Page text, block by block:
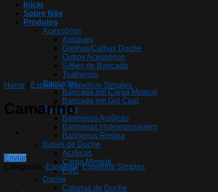
Início
Sobre Nós
Produtos
Acessórios
Apliques
Grelhas/Calhas Duche
Outros Acessórios
Sifões de Bancada
Toalheiros
Bancadas
Bancada em Carga Mineral
Bancada em Gel Coat
Banheiras
Banheiras Acrílicas
Banheiras Hidromassagem
Banheiras Resina
Bases de Duche
Acrílicas
Carga Mineral
PVC
Duche
Colunas de Duche
Home Espelhos / Espelhos Simples
Camarino
Enviar
Espelhos,Espelhos Simples